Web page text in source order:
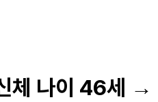
체 나이 46세 →